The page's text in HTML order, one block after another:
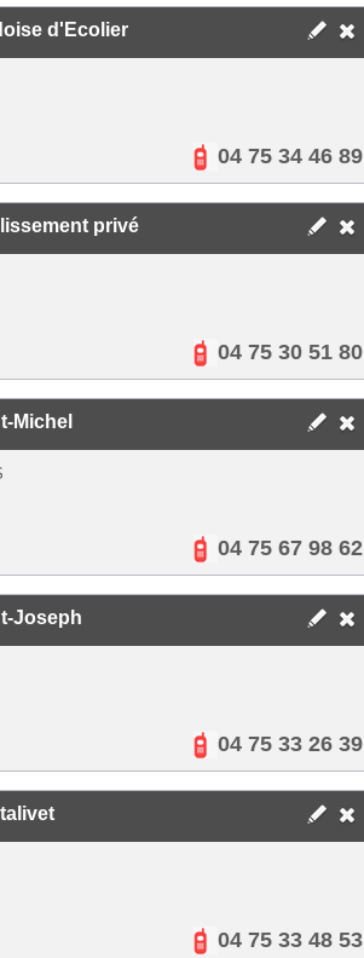
d'Ecolier
04 75 34 46 89
privé
04 75 30 51 80
Michel
04 75 67 98 62
Joseph
04 75 33 26 39
04 75 33 48 53